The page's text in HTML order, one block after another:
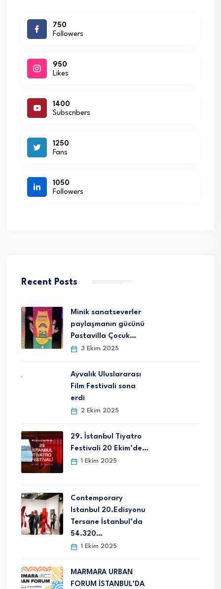
750
Followers
950
Likes
1400
Subscribers
1250
Fans
1050
Followers
Recent Posts
Minik sanatseverler
paylaşmanın gücünü
Pastavilla Çocuk…
3 Ekim 2025
Ayvalık Uluslararası
Film Festivali sona
erdi
2 Ekim 2025
29. İstanbul Tiyatro
Festivali 20 Ekim’de…
1 Ekim 2025
Contemporary
Istanbul 20.Edisyonu
Tersane İstanbul’da
54.320…
1 Ekim 2025
MARMARA URBAN
FORUM İSTANBUL’DA